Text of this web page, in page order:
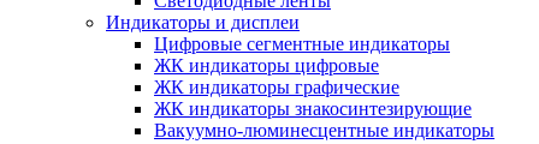
Индикаторы и дисплеи
Цифровые сегментные индикаторы
ЖК индикаторы цифровые
ЖК индикаторы графические
ЖК индикаторы знакосинтезирующие
Вакуумно-люминесцентные индикаторы